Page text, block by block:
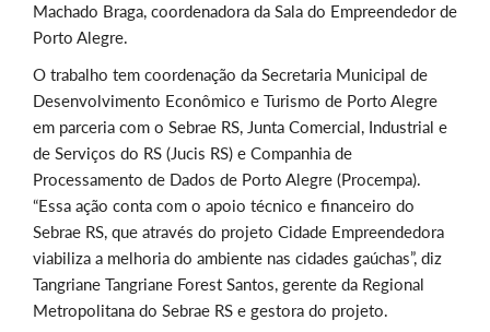
Machado Braga, coordenadora da Sala do Empreendedor de
Porto Alegre.
O trabalho tem coordenação da Secretaria Municipal de
Desenvolvimento Econômico e Turismo de Porto Alegre
em parceria com o Sebrae RS, Junta Comercial, Industrial e
de Serviços do RS (Jucis RS) e Companhia de
Processamento de Dados de Porto Alegre (Procempa).
“Essa ação conta com o apoio técnico e financeiro do
Sebrae RS, que através do projeto Cidade Empreendedora
viabiliza a melhoria do ambiente nas cidades gaúchas”, diz
Tangriane Tangriane Forest Santos, gerente da Regional
Metropolitana do Sebrae RS e gestora do projeto.